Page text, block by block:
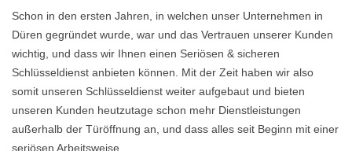
Schon in den ersten Jahren, in welchen unser Unternehmen in
Düren gegründet wurde, war und das Vertrauen unserer Kunden
wichtig, und dass wir Ihnen einen Seriösen & sicheren
Schlüsseldienst anbieten können. Mit der Zeit haben wir also
somit unseren Schlüsseldienst weiter aufgebaut und bieten
unseren Kunden heutzutage schon mehr Dienstleistungen
außerhalb der Türöffnung an, und dass alles seit Beginn mit einer
seriösen Arbeitsweise.